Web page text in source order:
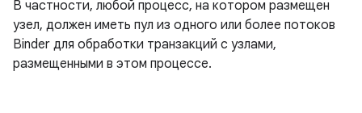
В частности, любой процесс, на котором размещен
узел, должен иметь пул из одного или более потоков
Binder для обработки транзакций с узлами,
размещенными в этом процессе.